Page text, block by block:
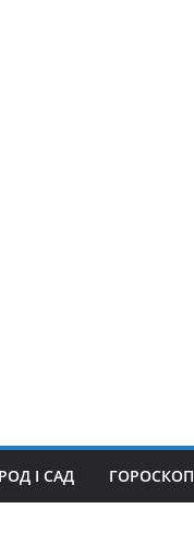
І САД ГОРОСКОП